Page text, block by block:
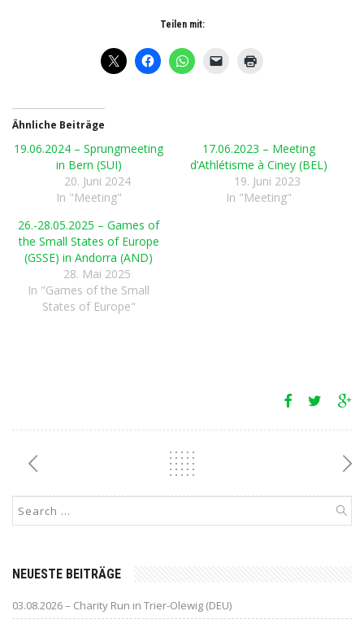
Teilen mit:
Ähnliche Beiträge
19.06.2024 – Sprungmeeting
in Bern (SUI)
20. Juni 2024
In "Meeting"
17.06.2023 – Meeting
d’Athlétisme à Ciney (BEL)
19. Juni 2023
In "Meeting"
26.-28.05.2025 – Games of
the Small States of Europe
(GSSE) in Andorra (AND)
28. Mai 2025
In "Games of the Small
States of Europe"
NEUESTE BEITRÄGE
03.08.2026 – Charity Run in Trier-Olewig (DEU)